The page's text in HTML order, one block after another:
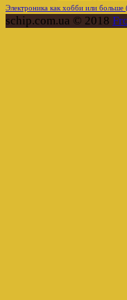
Электроника как хобби или больше
schip.com.ua © 2018